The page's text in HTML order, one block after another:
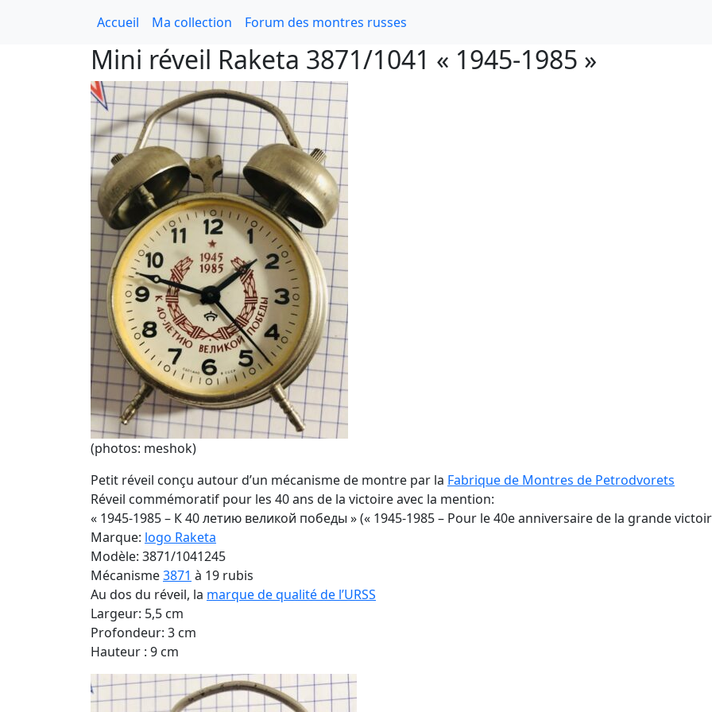
Accueil Ma collection Forum des montres russes
Mini réveil Raketa 3871/1041 « 1945-1985 »
(photos: meshok)
Petit réveil conçu autour d’un mécanisme de montre par la Fabrique de Montres de Petrodvorets
Réveil commémoratif pour les 40 ans de la victoire avec la mention:
« 1945-1985 – К 40 летию великой победы » (« 1945-1985 – Pour le 40e anniversaire de la grande
Marque: logo Raketa
Modèle: 3871/1041245
Mécanisme3871 à 19 rubis
Au dos du réveil, la marque de qualité de l’URSS
Largeur: 5,5 cm
Profondeur: 3 cm
Hauteur : 9 cm